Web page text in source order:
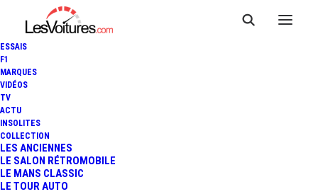
ESSAIS
F1
MARQUES
VIDÉOS
TV
ACTU
INSOLITES
COLLECTION
LES ANCIENNES
LE SALON RÉTROMOBILE
LE MANS CLASSIC
LE TOUR AUTO